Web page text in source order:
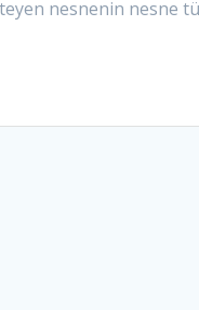
nesnenin nesne